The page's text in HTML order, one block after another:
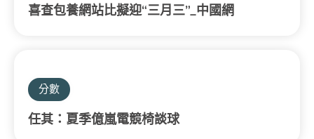
喜查包養網站比擬迎“三月三”_中國網
分數
任其：夏季億嵐電競椅談球